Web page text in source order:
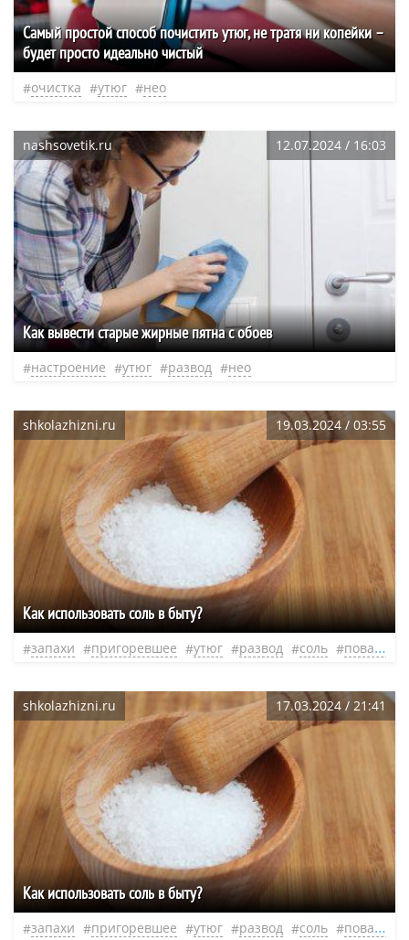
Самый простой способ почистить утюг, не тратя ни копейки –
будет просто идеально чистый
очистка утюг нео
nashsovetik.ru 12.07.2024 / 16:03
Как вывести старые жирные пятна с обоев
настроение утюг развод нео
shkolazhizni.ru 19.03.2024 / 03:55
Как использовать соль в быту?
запахи пригоревшее утюг развод соль поваренная соль
shkolazhizni.ru 17.03.2024 / 21:41
Как использовать соль в быту?
запахи пригоревшее утюг развод соль поваренная соль